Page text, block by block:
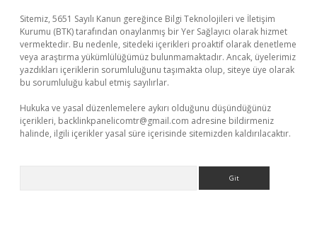
Sitemiz, 5651 Sayılı Kanun gereğince Bilgi Teknolojileri ve İletişim
Kurumu (BTK) tarafından onaylanmış bir Yer Sağlayıcı olarak hizmet
vermektedir. Bu nedenle, sitedeki içerikleri proaktif olarak denetleme
veya araştırma yükümlülüğümüz bulunmamaktadır. Ancak, üyelerimiz
yazdıkları içeriklerin sorumluluğunu taşımakta olup, siteye üye olarak
bu sorumluluğu kabul etmiş sayılırlar.
Hukuka ve yasal düzenlemelere aykırı olduğunu düşündüğünüz
içerikleri, backlinkpanelicomtr@gmail.com adresine bildirmeniz
halinde, ilgili içerikler yasal süre içerisinde sitemizden kaldırılacaktır.